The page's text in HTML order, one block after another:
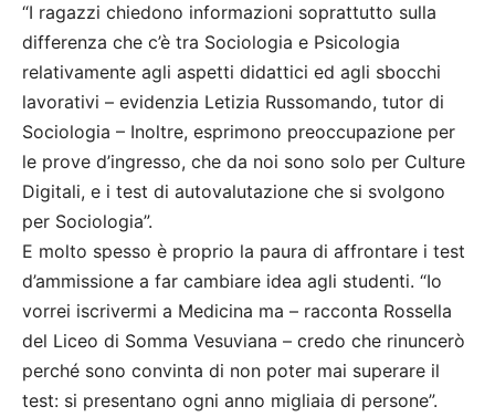
“I ragazzi chiedono informazioni soprattutto sulla
differenza che c’è tra Sociologia e Psicologia
relativamente agli aspetti didattici ed agli sbocchi
lavorativi – evidenzia Letizia Russomando, tutor di
Sociologia – Inoltre, esprimono preoccupazione per
le prove d’ingresso, che da noi sono solo per Culture
Digitali, e i test di autovalutazione che si svolgono
per Sociologia”.
E molto spesso è proprio la paura di affrontare i test
d’ammissione a far cambiare idea agli studenti. “Io
vorrei iscrivermi a Medicina ma – racconta Rossella
del Liceo di Somma Vesuviana – credo che rinuncerò
perché sono convinta di non poter mai superare il
test: si presentano ogni anno migliaia di persone”.